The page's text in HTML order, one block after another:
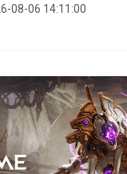
08-06 14:11:00